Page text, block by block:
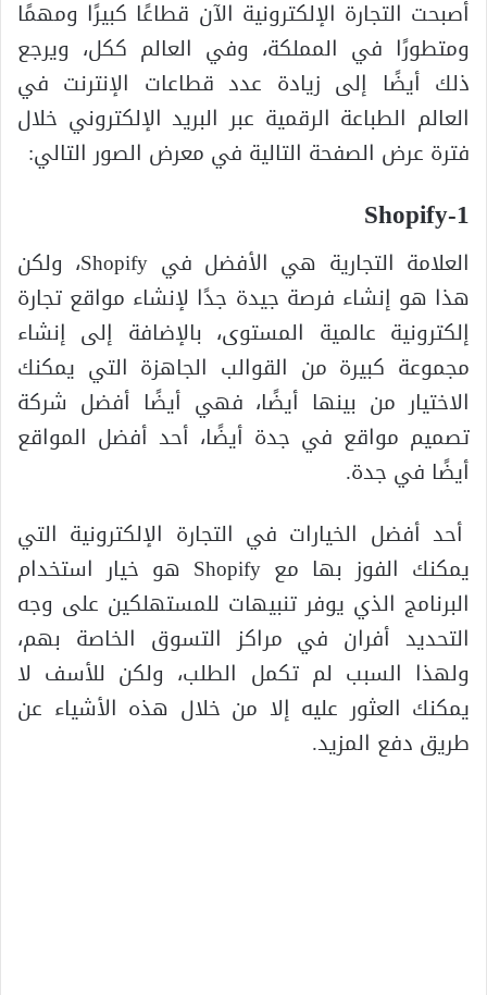
أصبحت التجارة الإلكترونية الآن قطاعًا كبيرًا ومهمًا
ومتطورًا في المملكة، وفي العالم ككل، ويرجع
ذلك أيضًا إلى زيادة عدد قطاعات الإنترنت في
العالم الطباعة الرقمية عبر البريد الإلكتروني خلال
فترة عرض الصفحة التالية في معرض الصور التالي:
1-Shopify
العلامة التجارية هي الأفضل في Shopify، ولكن
هذا هو إنشاء فرصة جيدة جدًا لإنشاء مواقع تجارة
إلكترونية عالمية المستوى، بالإضافة إلى إنشاء
مجموعة كبيرة من القوالب الجاهزة التي يمكنك
الاختيار من بينها أيضًا، فهي أيضًا أفضل شركة
تصميم مواقع في جدة أيضًا، أحد أفضل المواقع
أيضًا في جدة.
أحد أفضل الخيارات في التجارة الإلكترونية التي
يمكنك الفوز بها مع Shopify هو خيار استخدام
البرنامج الذي يوفر تنبيهات للمستهلكين على وجه
التحديد أفران في مراكز التسوق الخاصة بهم،
ولهذا السبب لم تكمل الطلب، ولكن للأسف لا
يمكنك العثور عليه إلا من خلال هذه الأشياء عن
طريق دفع المزيد.